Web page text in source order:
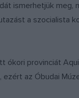
ismerhetjük meg,
a szocialista
provinciát
az Óbudai